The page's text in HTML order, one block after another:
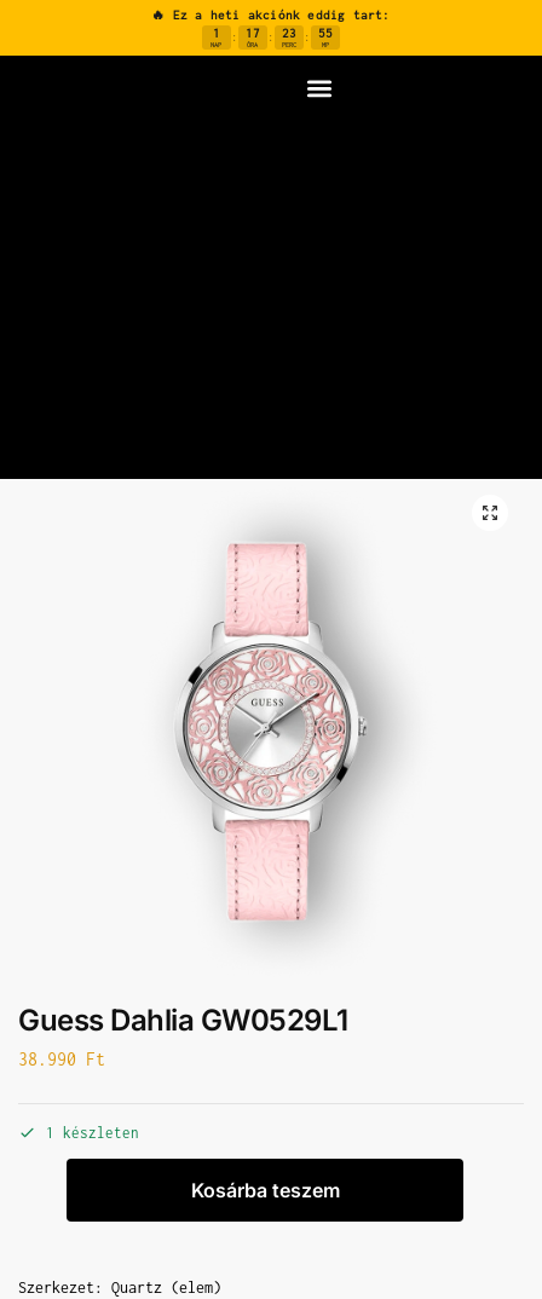
🔥 Ez a heti akciónk eddig tart:
1
NAP
: 17
ÓRA
: 23
PERC
: 54
MP
Guess Dahlia GW0529L1
38.990 Ft
1 készleten
Kosárba teszem
Szerkezet: Quartz (elem)